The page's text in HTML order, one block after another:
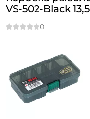
VS-502-Black